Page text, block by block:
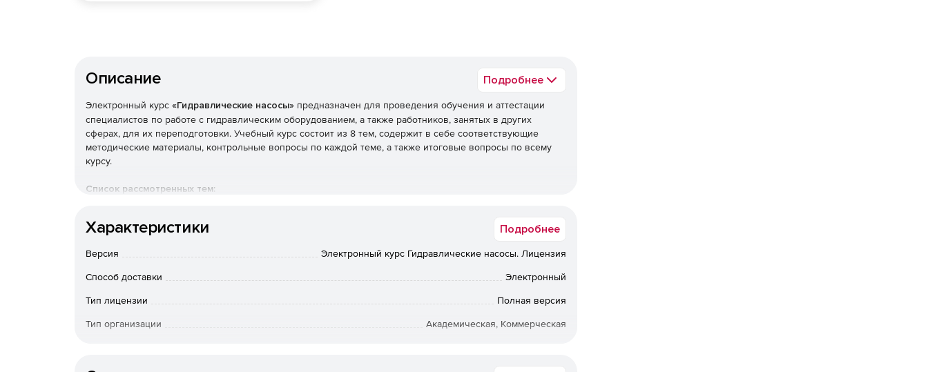
Описание Подробнее
Электронный курс «Гидравлические насосы» предназначен для проведения обучения и аттестации
специалистов по работе с гидравлическим оборудованием, а также работников, занятых в других
сферах, для их переподготовки. Учебный курс состоит из 8 тем, содержит в себе соответствующие
методические материалы, контрольные вопросы по каждой теме, а также итоговые вопросы по всему
курсу.
Список рассмотренных тем:
Сферы применения насосов.
Характеристики Подробнее
Версия Электронный курс Гидравлические насосы. Лицензия
Способ доставки Электронный
Тип лицензии Полная версия
Тип организации Академическая, Коммерческая